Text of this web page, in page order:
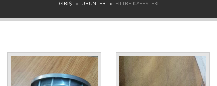
GIRIŞ ÜRÜNLER FILTRE KAFESLERI